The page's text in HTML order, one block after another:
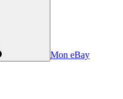
Mon eBay